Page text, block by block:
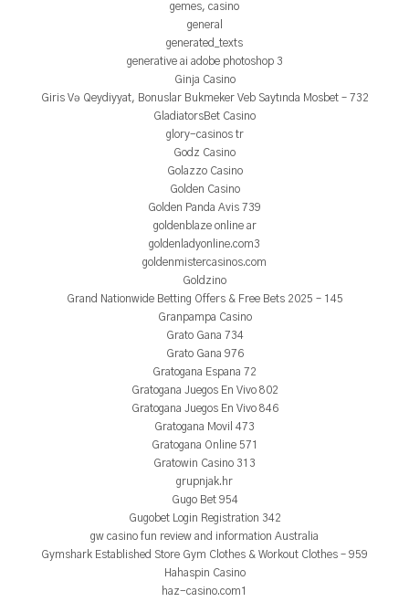
gemes, casino
general
generated_texts
generative ai adobe photoshop 3
Ginja Casino
Giris Və Qeydiyyat, Bonuslar Bukmeker Veb Saytında Mosbet – 732
GladiatorsBet Casino
glory-casinos tr
Godz Casino
Golazzo Casino
Golden Casino
Golden Panda Avis 739
goldenblaze online ar
goldenladyonline.com3
goldenmistercasinos.com
Goldzino
Grand Nationwide Betting Offers & Free Bets 2025 – 145
Granpampa Casino
Grato Gana 734
Grato Gana 976
Gratogana Espana 72
Gratogana Juegos En Vivo 802
Gratogana Juegos En Vivo 846
Gratogana Movil 473
Gratogana Online 571
Gratowin Casino 313
grupnjak.hr
Gugo Bet 954
Gugobet Login Registration 342
gw casino fun review and information Australia
Gymshark Established Store Gym Clothes & Workout Clothes – 959
Hahaspin Casino
haz-casino.com1